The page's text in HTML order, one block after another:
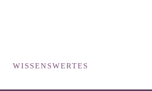
WISSENSWERTES